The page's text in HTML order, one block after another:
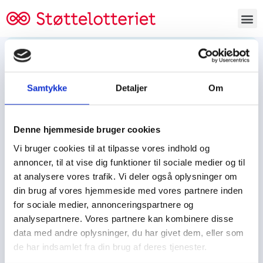
Samtykke Detaljer Om
Denne hjemmeside bruger cookies
Vi bruger cookies til at tilpasse vores indhold og
annoncer, til at vise dig funktioner til sociale medier og til
at analysere vores trafik. Vi deler også oplysninger om
din brug af vores hjemmeside med vores partnere inden
for sociale medier, annonceringspartnere og
analysepartnere. Vores partnere kan kombinere disse
data med andre oplysninger, du har givet dem, eller som
de har indsamlet fra din brug af deres tjenester.
Tjen penge og støt
Tjen penge til:
Spejdere/spejdergruppen/FDF’ere, m.fl.
Kontor
Tjenpengeogstoet.dk
Ejby Industrivej 91
DK – 2600 Glostrup
CVR: 19347508